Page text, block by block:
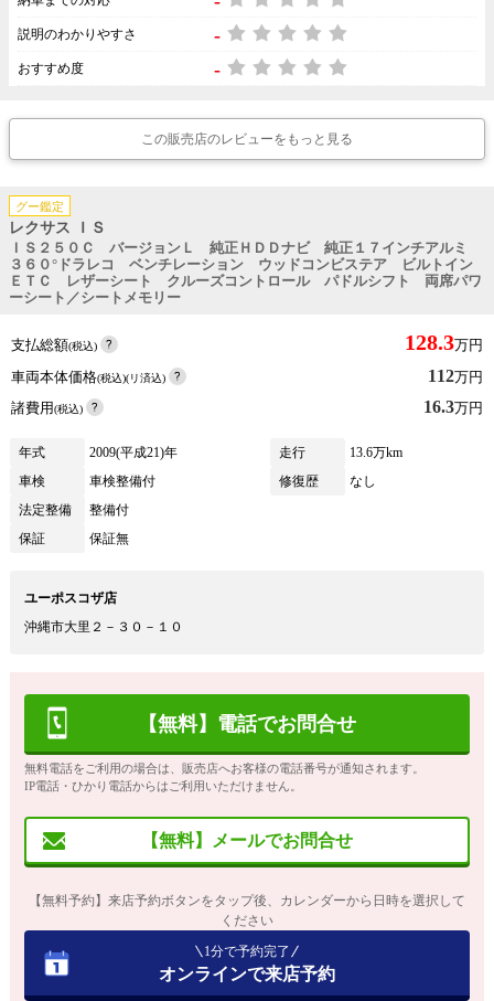
説明のわかりやすさ -
おすすめ度 -
この販売店のレビューをもっと見る
グー鑑定
レクサス ＩＳ
ＩＳ２５０Ｃ バージョンＬ 純正ＨＤＤナビ 純正１７インチアルミ
３６０°ドラレコ ベンチレーション ウッドコンビステア ビルトイン
ＥＴＣ レザーシート クルーズコントロール パドルシフト 両席パワ
ーシート／シートメモリー
支払総額(税込) 128.3万円
車両本体価格(税込)(リ済込) 112万円
諸費用(税込) 16.3万円
年式 2009(平成21)年 走行
13.6万km
車検
車検整備付 修復歴
なし
法定整備
整備付
保証
保証無
ユーポスコザ店
沖縄市大里２－３０－１０
【無料】電話でお問合せ
無料電話をご利用の場合は、販売店へお客様の電話番号が通知されます。
IP電話・ひかり電話からはご利用いただけません。
【無料】メールでお問合せ
【無料予約】来店予約ボタンをタップ後、カレンダーから日時を選択して
ください
1分で予約完了
オンラインで来店予約